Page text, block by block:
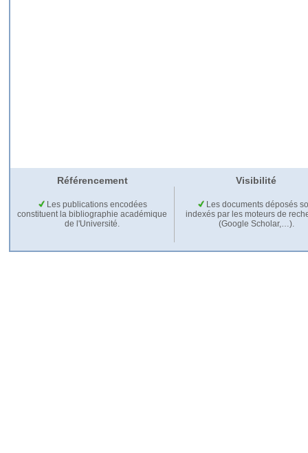
Référencement Visibilité
Les publications encodées
constituent la bibliographie académique
de l'Université.
Les documents déposés
indexés par les moteurs de
(Google Scholar,…).